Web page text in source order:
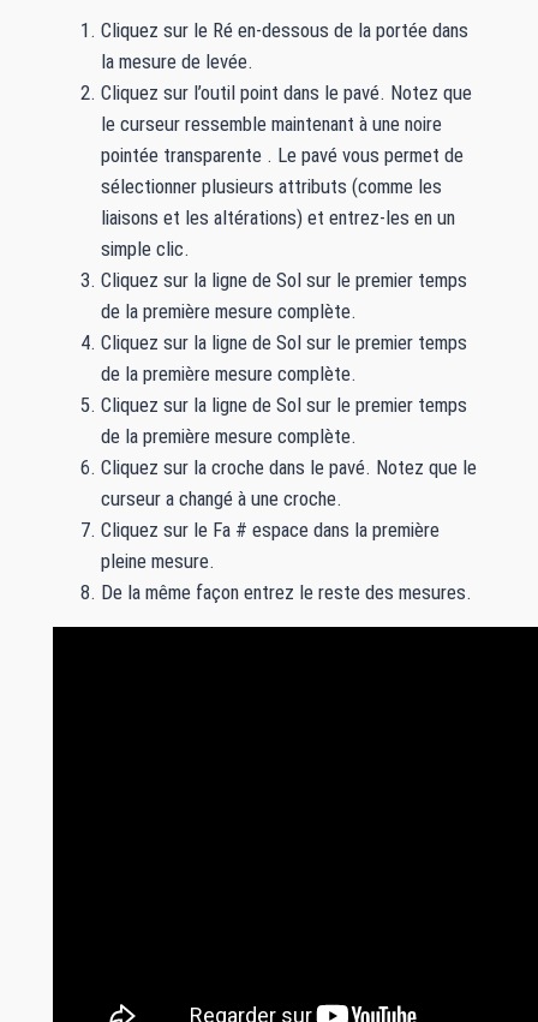
Cliquez sur le Ré en-dessous de la portée dans
la mesure de levée.
Cliquez sur l’outil point dans le pavé. Notez que
le curseur ressemble maintenant à une noire
pointée transparente . Le pavé vous permet de
sélectionner plusieurs attributs (comme les
liaisons et les altérations) et entrez-les en un
simple clic.
Cliquez sur la ligne de Sol sur le premier temps
de la première mesure complète.
Cliquez sur la ligne de Sol sur le premier temps
de la première mesure complète.
Cliquez sur la ligne de Sol sur le premier temps
de la première mesure complète.
Cliquez sur la croche dans le pavé. Notez que le
curseur a changé à une croche.
Cliquez sur le Fa # espace dans la première
pleine mesure.
De la même façon entrez le reste des mesures.